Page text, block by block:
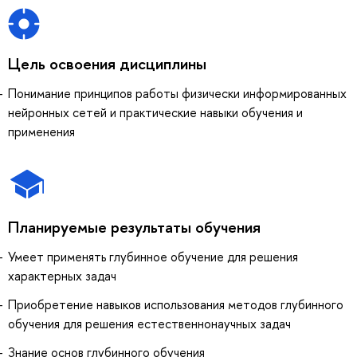
Цель освоения дисциплины
Понимание принципов работы физически информированных
нейронных сетей и практические навыки обучения и
применения
Планируемые результаты обучения
Умеет применять глубинное обучение для решения
характерных задач
Приобретение навыков использования методов глубинного
обучения для решения естественнонаучных задач
Знание основ глубинного обучения